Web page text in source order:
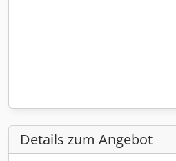
Details zum Angebot